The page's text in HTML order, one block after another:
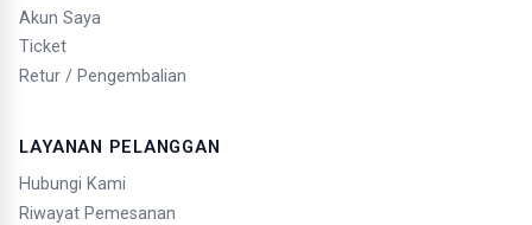
Akun Saya
Ticket
Retur / Pengembalian
LAYANAN PELANGGAN
Hubungi Kami
Riwayat Pemesanan